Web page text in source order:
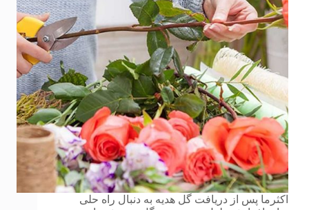
اکثرما پس از دریافت گل هدیه به دنبال راه حلی